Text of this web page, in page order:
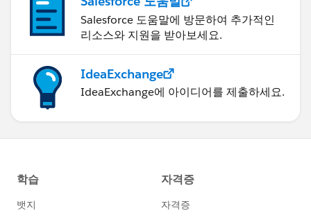
Salesforce 도움말에 방문하여 추가적인
리소스와 지원을 받아보세요.
IdeaExchange
IdeaExchange에 아이디어를 제출하세요.